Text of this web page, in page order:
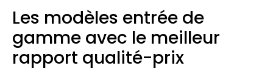
Les modèles entrée de
gamme avec le meilleur
rapport qualité-prix